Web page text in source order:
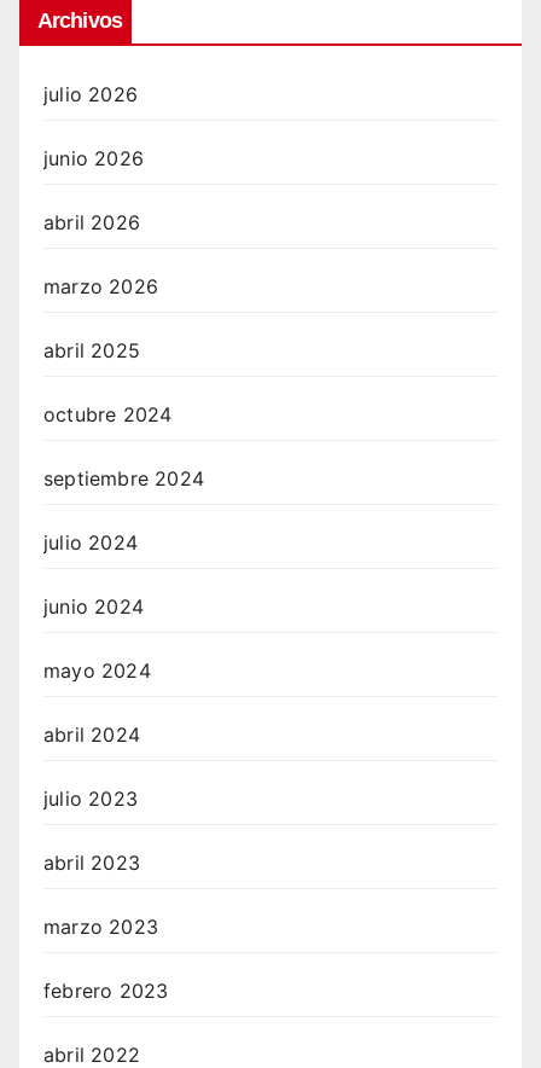
Archivos
julio 2026
junio 2026
abril 2026
marzo 2026
abril 2025
octubre 2024
septiembre 2024
julio 2024
junio 2024
mayo 2024
abril 2024
julio 2023
abril 2023
marzo 2023
febrero 2023
abril 2022